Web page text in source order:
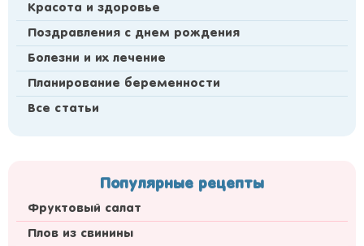
Красота и здоровье
Поздравления с днем рождения
Болезни и их лечение
Планирование беременности
Все статьи
Популярные рецепты
Фруктовый салат
Плов из свинины